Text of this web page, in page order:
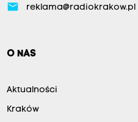
email reklama@radiokrakow.pl
O NAS
Aktualności
Kraków